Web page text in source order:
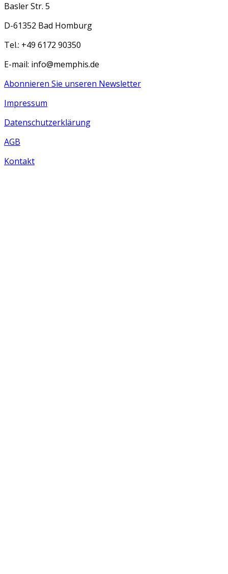
Basler Str. 5
D-61352 Bad Homburg
Tel.: +49 6172 90350
E-mail: info@memphis.de
Abonnieren Sie unseren Newsletter
Impressum
Datenschutzerklärung
AGB
Kontakt